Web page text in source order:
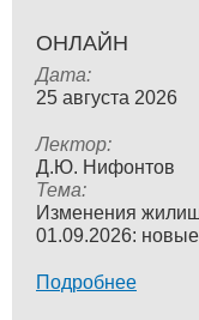
ОНЛАЙН
Дата:
25 августа 2026
Лектор:
Д.Ю. Нифонтов
Тема:
Изменения
01.09.2026:
Подробнее